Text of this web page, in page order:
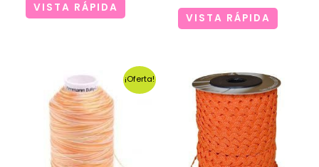
VISTA RÁPIDA
VISTA RÁPIDA
¡Oferta!